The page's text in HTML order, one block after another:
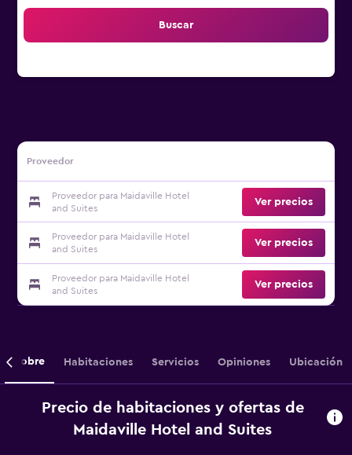
Buscar
Proveedor
Proveedor para Maidaville Hotel
and Suites
Ver precios
Proveedor para Maidaville Hotel
and Suites
Ver precios
Proveedor para Maidaville Hotel
and Suites
Ver precios
Sobre Habitaciones Servicios Opiniones Ubicación
Precio de habitaciones y ofertas de
Maidaville Hotel and Suites